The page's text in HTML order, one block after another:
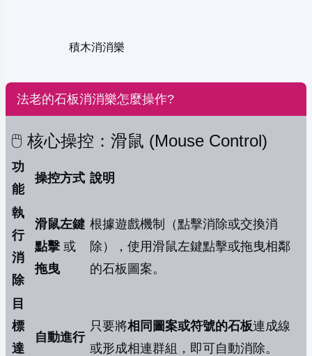
積木消消樂
法老的石板消消樂怎麼操作?
🖱️ 核心操控：滑鼠 (Mouse Control)
功
能
操控方式 說明
執
行
消
除
滑鼠左鍵
點擊 或
拖曳
根據遊戲機制（點擊消除或交換消
除），使用滑鼠左鍵點擊或拖曳相鄰
的石板圖案。
目
標
達
自動進行
只要將相同圖案或符號的石板連成線
或形成相連群組，即可自動消除。